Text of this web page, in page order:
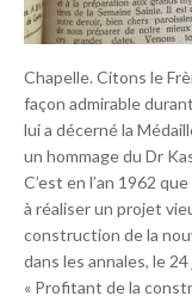
Chapelle. Citons le
façon admirable
lui a décerné la
un hommage du Dr
C’est en l’an 1962
à réaliser un projet
construction de la
dans les annales, le
« Profitant de la